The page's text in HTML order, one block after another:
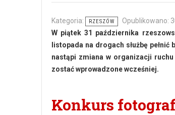
Kategoria: RZESZÓW
Opublikowano:
W piątek 31 października
listopada na drogach służbę
nastąpi zmiana w organizacji
zostać wprowadzone wcześniej.
Konkurs